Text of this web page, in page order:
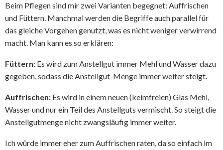
Beim Pflegen sind mir zwei Varianten begegnet: Auffrischen
und Füttern. Manchmal werden die Begriffe auch parallel für
das gleiche Vorgehen genutzt, was es nicht weniger verwirrend
macht. Man kann es so erklären:
Füttern: Es wird zum Anstellgut immer Mehl und Wasser dazu
gegeben, sodass die Anstellgut-Menge immer weiter steigt.
Auffrischen: Es wird in einem neuen (keimfreien) Glas Mehl,
Wasser und nur ein Teil des Anstellguts vermischt. So steigt die
Anstellgutmenge nicht zwangsläufig immer weiter.
Ich würde immer eher zum Auffrischen raten, da so einfach im